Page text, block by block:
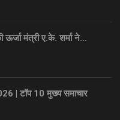
ऊर्जा मंत्री ए.के. शर्मा ने…
| टॉप 10 मुख्य समाचार